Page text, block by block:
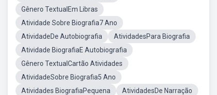
Gênero TextualEm Libras
Atividade Sobre Biografia7 Ano
AtividadeDe Autobiografia
AtividadesPara Biografia
Atividade BiografiaE Autobiografia
Gênero TextualCartão Atividades
AtividadeSobre Biografia5 Ano
Atividades BiografiaPequena
AtividadesDe Narração